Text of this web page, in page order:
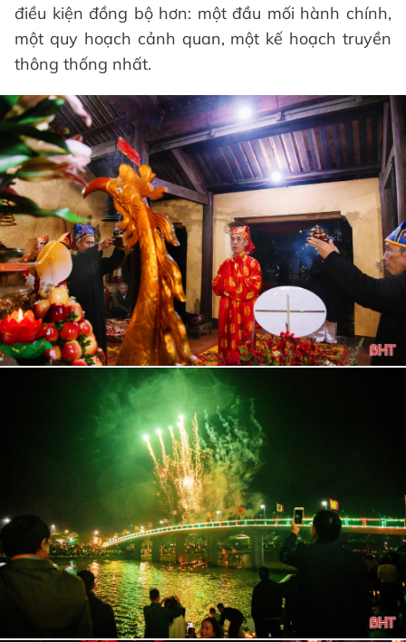
điều kiện đồng bộ hơn: một đầu mối hành chính,
một quy hoạch cảnh quan, một kế hoạch truyền
thông thống nhất.